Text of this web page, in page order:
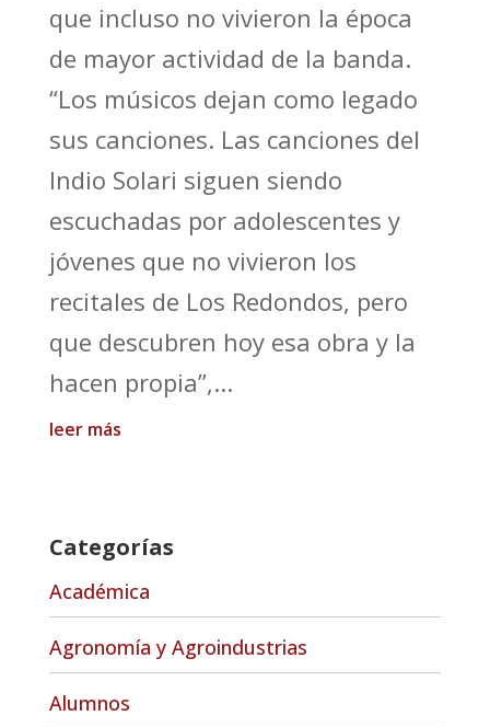
que incluso no vivieron la época
de mayor actividad de la banda.
“Los músicos dejan como legado
sus canciones. Las canciones del
Indio Solari siguen siendo
escuchadas por adolescentes y
jóvenes que no vivieron los
recitales de Los Redondos, pero
que descubren hoy esa obra y la
hacen propia”,...
leer más
Categorías
Académica
Agronomía y Agroindustrias
Alumnos